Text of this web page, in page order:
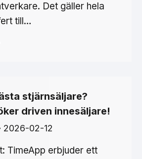
Det gäller hela
till…
stjärnsäljare?
driven innesäljare!
2026-02-12
TimeApp erbjuder ett